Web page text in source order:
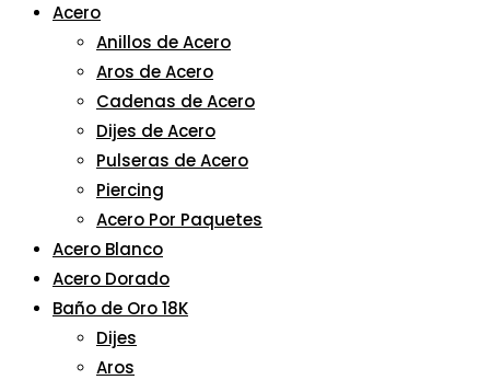
Acero
Anillos de Acero
Aros de Acero
Cadenas de Acero
Dijes de Acero
Pulseras de Acero
Piercing
Acero Por Paquetes
Acero Blanco
Acero Dorado
Baño de Oro 18K
Dijes
Aros